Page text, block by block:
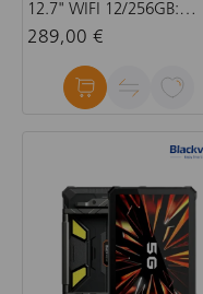
12.7" WIFI 12/256GB:
ljubičasti - set gratis cover,
stylus pen, tipkovnica,
bežični miš, slušalice
289,00 €